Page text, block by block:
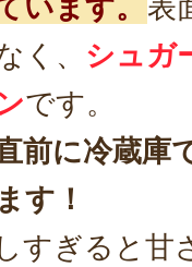
います。 表
く、 シュガ
です。
前に冷蔵庫
す！
すぎると甘